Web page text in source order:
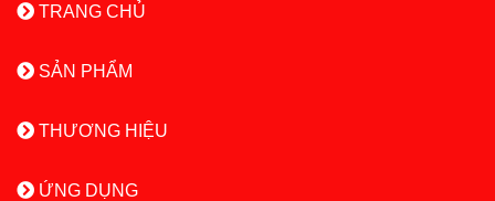
TRANG CHỦ
SẢN PHẨM
THƯƠNG HIỆU
ỨNG DỤNG